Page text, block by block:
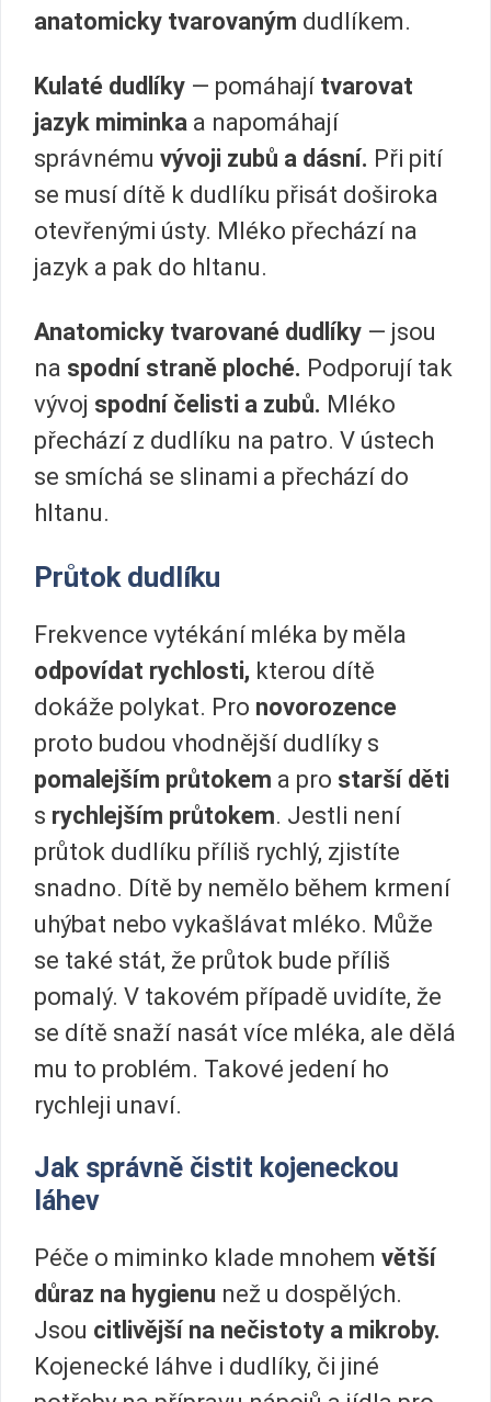
anatomicky tvarovaným dudlíkem.
Kulaté dudlíky — pomáhají tvarovat
jazyk miminka a napomáhají
správnému vývoji zubů a dásní. Při pití
se musí dítě k dudlíku přisát doširoka
otevřenými ústy. Mléko přechází na
jazyk a pak do hltanu.
Anatomicky tvarované dudlíky — jsou
na spodní straně ploché. Podporují tak
vývoj spodní čelisti a zubů. Mléko
přechází z dudlíku na patro. V ústech
se smíchá se slinami a přechází do
hltanu.
Průtok dudlíku
Frekvence vytékání mléka by měla
odpovídat rychlosti, kterou dítě
dokáže polykat. Pro novorozence
proto budou vhodnější dudlíky s
pomalejším průtokem a pro starší děti
s rychlejším průtokem. Jestli není
průtok dudlíku příliš rychlý, zjistíte
snadno. Dítě by nemělo během krmení
uhýbat nebo vykašlávat mléko. Může
se také stát, že průtok bude příliš
pomalý. V takovém případě uvidíte, že
se dítě snaží nasát více mléka, ale dělá
mu to problém. Takové jedení ho
rychleji unaví.
Jak správně čistit kojeneckou
láhev
Péče o miminko klade mnohem větší
důraz na hygienu než u dospělých.
Jsou citlivější na nečistoty a mikroby.
Kojenecké láhve i dudlíky, či jiné